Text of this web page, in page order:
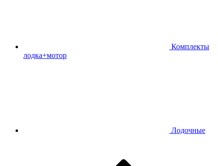
Комплекты
лодка+мотор
Лодочные